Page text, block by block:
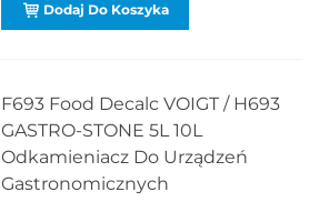
Dodaj Do Koszyka
F693 Food Decalc VOIGT / H693
GASTRO-STONE 5L 10L
Odkamieniacz Do Urządzeń
Gastronomicznych